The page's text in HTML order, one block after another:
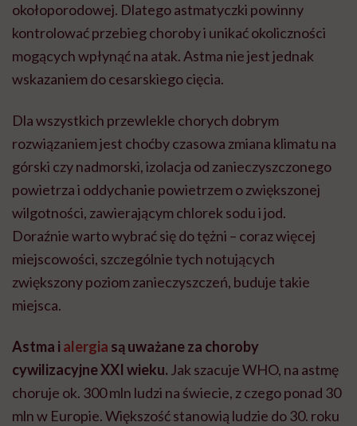
okołoporodowej. Dlatego astmatyczki powinny
kontrolować przebieg choroby i unikać okoliczności
mogących wpłynąć na atak. Astma nie jest jednak
wskazaniem do cesarskiego cięcia.
Dla wszystkich przewlekle chorych dobrym
rozwiązaniem jest choćby czasowa zmiana klimatu na
górski czy nadmorski, izolacja od zanieczyszczonego
powietrza i oddychanie powietrzem o zwiększonej
wilgotności, zawierającym chlorek sodu i jod.
Doraźnie warto wybrać się do tężni – coraz więcej
miejscowości, szczególnie tych notujących
zwiększony poziom zanieczyszczeń, buduje takie
miejsca.
Astma i alergia są uważane za choroby
cywilizacyjne XXI wieku. Jak szacuje WHO, na astmę
choruje ok. 300 mln ludzi na świecie, z czego ponad 30
mln w Europie. Większość stanowią ludzie do 30. roku